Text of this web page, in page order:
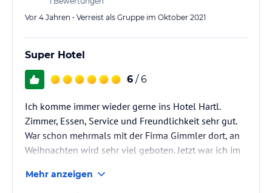
Vor 4 Jahren • Verreist als Gruppe im Oktober 2021
Super Hotel
6 / 6
Ich komme immer wieder gerne ins Hotel Hartl.
Zimmer, Essen, Service und Freundlichkeit sehr gut.
War schon mehrmals mit der Firma Gimmler dort, an
Weihnachten wird sehr viel geboten. Jetzt war ich im
auch sehr gut gefallen hat. Der Flachauer Gutshof ist
Mehr anzeigen